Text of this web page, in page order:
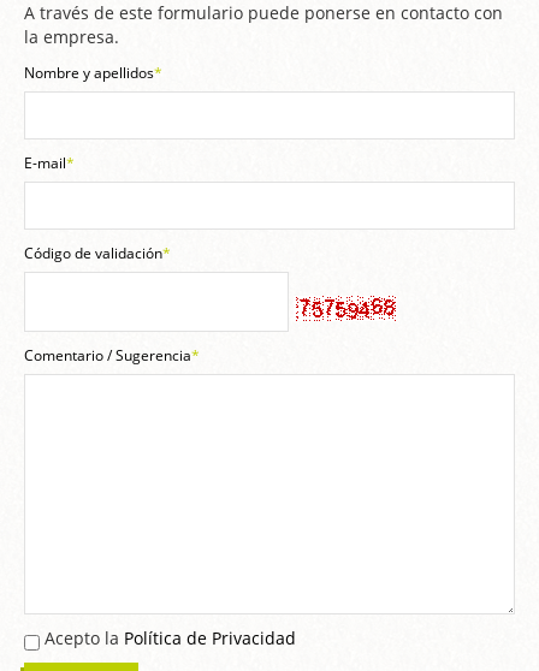
A través de este formulario puede ponerse en contacto con
la empresa.
Nombre y apellidos*
E-mail*
Código de validación*
Comentario / Sugerencia*
Acepto la Política de Privacidad